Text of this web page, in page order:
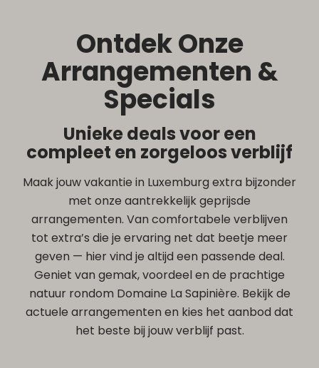
Ontdek Onze
Arrangementen &
Specials
Unieke deals voor een
compleet en zorgeloos verblijf
Maak jouw vakantie in Luxemburg extra bijzonder
met onze aantrekkelijk geprijsde
arrangementen. Van comfortabele verblijven
tot extra’s die je ervaring net dat beetje meer
geven — hier vind je altijd een passende deal.
Geniet van gemak, voordeel en de prachtige
natuur rondom Domaine La Sapinière. Bekijk de
actuele arrangementen en kies het aanbod dat
het beste bij jouw verblijf past.